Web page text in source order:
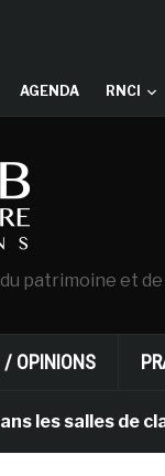
AGENDA RNCI
patrimoine et
/ OPINIONS
salles de classe